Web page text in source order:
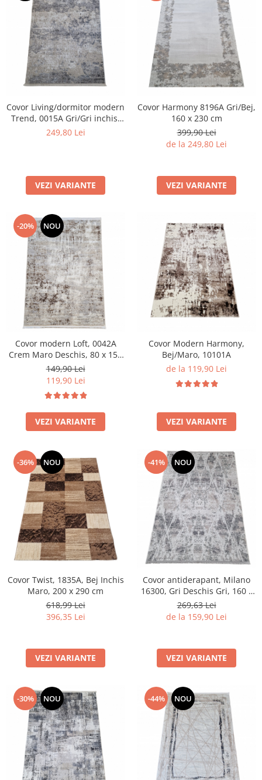
Covor Living/dormitor modern
Trend, 0015A Gri/Gri inchis,
120 x 170 cm
249,80 Lei
VEZI VARIANTE
Covor Harmony 8196A Gri/Bej,
160 x 230 cm
399,90 Lei
de la 249,80 Lei
VEZI VARIANTE
-20% NOU
Covor modern Loft, 0042A
Crem Maro Deschis, 80 x 150
cm
149,90 Lei
119,90 Lei
VEZI VARIANTE
Covor Modern Harmony,
Bej/Maro, 10101A
de la 119,90 Lei
VEZI VARIANTE
-36% NOU
Covor Twist, 1835A, Bej Inchis
Maro, 200 x 290 cm
618,99 Lei
396,35 Lei
VEZI VARIANTE
-41% NOU
Covor antiderapant, Milano
16300, Gri Deschis Gri, 160 x
230 cm, Grosime 4 mm
269,63 Lei
de la 159,90 Lei
VEZI VARIANTE
-30% NOU -44% NOU